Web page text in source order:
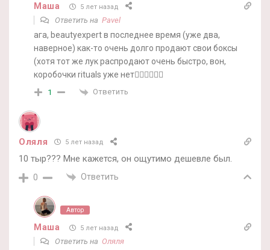
Маша 5 лет назад
Ответить на Pavel
ага, beautyexpert в последнее время (уже два,
наверное) как-то очень долго продают свои боксы
(хотя тот же лук распродают очень быстро, вон,
коробочки rituals уже нет🤷‍♀️🤷‍♀️🤷‍♀️
1 Ответить
Оляля 5 лет назад
10 тыр??? Мне кажется, он ощутимо дешевле был.
0 Ответить
Автор
Маша 5 лет назад
Ответить на Оляля